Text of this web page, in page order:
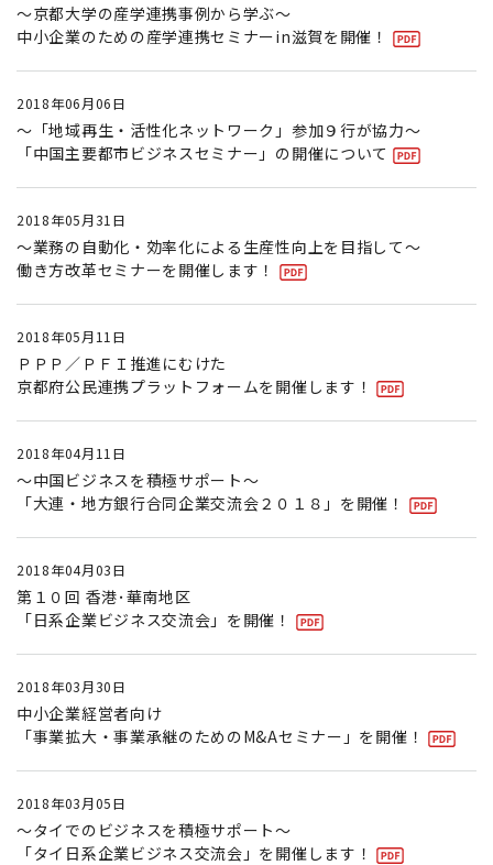
〜京都大学の産学連携事例から学ぶ〜
中小企業のための産学連携セミナーin滋賀を開催！
2018年06月06日
〜「地域再生・活性化ネットワーク」参加９行が協力〜
「中国主要都市ビジネスセミナー」の開催について
2018年05月31日
～業務の自動化・効率化による生産性向上を目指して～
働き方改革セミナーを開催します！
2018年05月11日
ＰＰＰ／ＰＦＩ推進にむけた
京都府公民連携プラットフォームを開催します！
2018年04月11日
～中国ビジネスを積極サポート～
「大連・地方銀行合同企業交流会２０１８」を開催！
2018年04月03日
第１０回 香港･華南地区
「日系企業ビジネス交流会」を開催！
2018年03月30日
中小企業経営者向け
「事業拡大・事業承継のためのM&Aセミナー」を開催！
2018年03月05日
〜タイでのビジネスを積極サポート〜
「タイ日系企業ビジネス交流会」を開催します！